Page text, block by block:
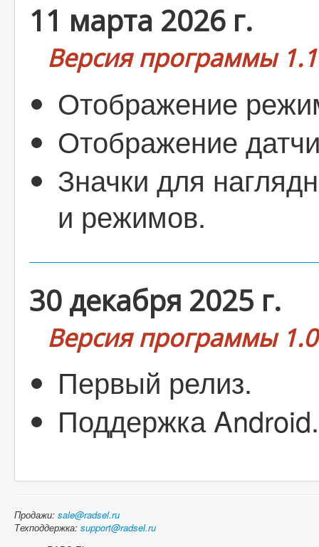
11 марта 2026 г.
Версия программы
Отображение
Отображение
Значки для
и режимов.
30 декабря 2025 г.
Версия программы
Первый релиз.
Поддержка Android.
Продажи: sale@radsel.ru
Техподдержка: support@radsel.ru